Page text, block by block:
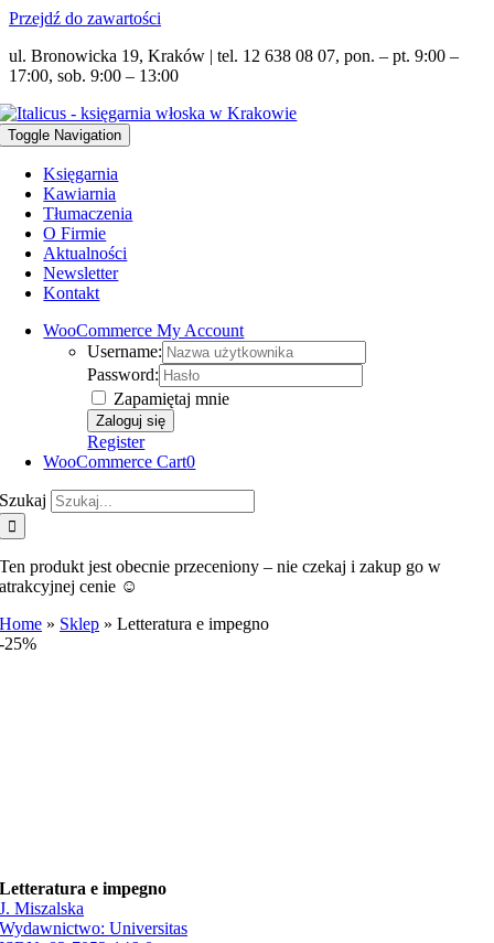
Przejdź do zawartości
ul. Bronowicka 19, Kraków | tel. 12 638 08 07, pon. – pt. 9:00 –
17:00, sob. 9:00 – 13:00
Toggle Navigation
Księgarnia
Kawiarnia
Tłumaczenia
O Firmie
Aktualności
Newsletter
Kontakt
WooCommerce My Account
Username:
Password:
Zapamiętaj mnie
Register
WooCommerce Cart0
Szukaj
Ten produkt jest obecnie przeceniony – nie czekaj i zakup go w
atrakcyjnej cenie ☺️
Home » Sklep »Letteratura e impegno
-25%
Letteratura e impegno
J. Miszalska
Wydawnictwo:Universitas